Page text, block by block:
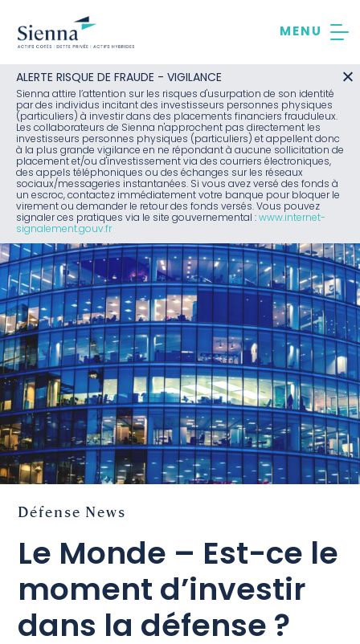
contenu
ALERTE RISQUE DE FRAUDE - VIGILANCE
Sienna attire l’attention sur les risques d'usurpation de son identité
par des individus incitant des investisseurs personnes physiques
(particuliers) à investir dans des placements financiers frauduleux.
Les collaborateurs de Sienna n'approchent pas directement les
investisseurs personnes physiques (particuliers) et appellent donc
à la plus grande vigilance en ne répondant à aucune sollicitation de
placement et/ou d'investissement via des courriers électroniques,
des appels téléphoniques ou des échanges sur les réseaux
sociaux/messageries instantanées. Si vous avez versé des fonds à
un escroc, contactez immédiatement votre banque pour bloquer le
virement ou demander le retour des fonds versés. Vous pouvez
signaler ces pratiques via le site gouvernemental : www.internet-
signalement.gouv.fr
Défense News
Le Monde – Est-ce le
moment d’investir
dans la défense ?